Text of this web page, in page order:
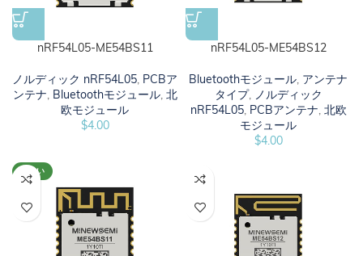
nRF54L05-ME54BS11
ノルディック nRF54L05, PCBア
ンテナ, Bluetoothモジュール, 北
欧モジュール
$4.00
nRF54L05-ME54BS12
Bluetoothモジュール, アンテナ
タイプ, ノルディック
nRF54L05, PCBアンテナ, 北欧
モジュール
$4.00
新しい